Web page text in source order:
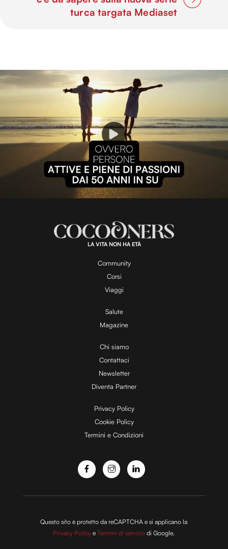
turca targata Mediaset
P
l
a
y
V
i
d
e
o
L
:
1
0
0
.
0
LA VITA NON HA ETÀ
Community
Corsi
Viaggi
Salute
Magazine
Chi siamo
Contattaci
Newsletter
Diventa Partner
Privacy Policy
Cookie Policy
Termini e Condizioni
Questo sito è protetto da reCAPTCHA e si applicano la
Privacy Policy eTermini di servizio di Google.